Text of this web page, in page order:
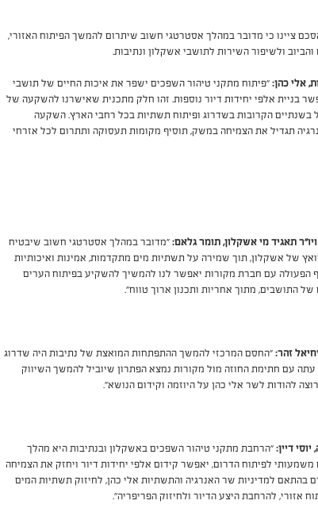
ציינו כי מדובר במהלך אסטרטגי חשוב שיתרום להמשך הפיתוח האזורי,
ולשיפור השירות לתושבי אשקלון ונתיבות.
אלי כהן:״פיתוח מתקני טיהור השפכים ישפר את איכות החיים של תושבי
בניית אלפי יחידות דיור נוספות. זהו חלק מתכנית שאישרנו להשקעה של
שקל בשנתיים הקרובות בשדרוג ופיתוח תשתיות בכל רחבי הארץ. השקעה
תגדיל את הצמיחה במשק, תוסיף מקומות תעסוקה ותתרום לכל אזרחי
תאגיד מי אשקלון, תומר גלאם:"מדובר במהלך אסטרטגי חשוב שיבטיח
של אשקלון, תוך שמירה על תשתיות מים מתקדמות, אמינות ואיכותיות
הפעולה עם חברת מקורות יאפשר לנו להמשיך להשקיע בפיתוח הערים
של התושבים, מתוך אחריות ותכנון ארוך טווח".
זהר:"החסם המרכזי להמשך ההתפתחות המואצת של נתיבות היה שדרוג
עתה עם חתימת החוזה מול מקורות נמצא הפתרון שיוביל להמשך השיווק
להודות לשר אלי כהן על היוזמה וקידום הנושא".
דיין:"הרחבת מתקני טיהור השפכים באשקלון ובנתיבות היא מהלך
לפיתוח הדרום, יאפשר קידום אלפי יחידות דיור ויחזק את הצמיחה
בהתאם למדיניות שר האנרגיה והתשתיות אלי כהן, לחיזוק תשתיות המים
אזורי, להרחבת היצע הדיור ולחיזוק הפריפריה".